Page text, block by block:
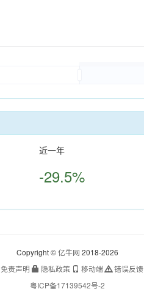
近一年
-29.5%
Copyright ©亿牛网 2018-2026
免责声明
隐私政策 移动端
错误反馈
粤ICP备17139542号-2